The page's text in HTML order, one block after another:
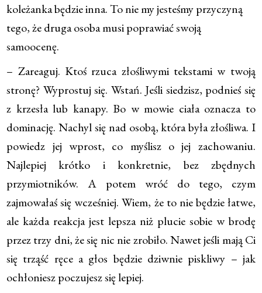
koleżanka będzie inna. To nie my jesteśmy przyczyną
tego, że druga osoba musi poprawiać swoją
samoocenę.
– Zareaguj. Ktoś rzuca złośliwymi tekstami w twoją
stronę? Wyprostuj się. Wstań. Jeśli siedzisz, podnieś się
z krzesła lub kanapy. Bo w mowie ciała oznacza to
dominację. Nachyl się nad osobą, która była złośliwa. I
powiedz jej wprost, co myślisz o jej zachowaniu.
Najlepiej krótko i konkretnie, bez zbędnych
przymiotników. A potem wróć do tego, czym
zajmowałaś się wcześniej. Wiem, że to nie będzie łatwe,
ale każda reakcja jest lepsza niż plucie sobie w brodę
przez trzy dni, że się nic nie zrobiło. Nawet jeśli mają Ci
się trząść ręce a głos będzie dziwnie piskliwy – jak
ochłoniesz poczujesz się lepiej.